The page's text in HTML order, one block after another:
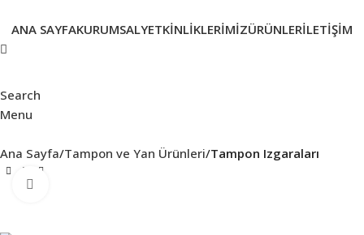
ANA SAYFAKURUMSALYETKINLIKLERIMIZÜRÜNLERİLETIŞIM
Search
Menu
Ana Sayfa Tampon ve Yan Ürünleri Tampon Izgaraları